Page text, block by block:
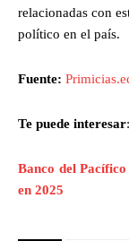
relacionadas con
político en el país.
Fuente:
Te puede interesar:
Banco del
en 2025